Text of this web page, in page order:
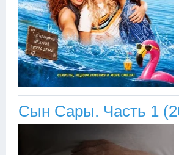
Сын Сары. Часть 1